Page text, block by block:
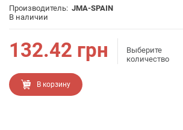
Производитель: JMA-SPAIN
В наличии
132.42 грн
Выберите
количество
В корзину